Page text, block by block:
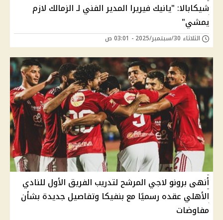
شيكابالا: "يانيك فيريرا المدير الفني لـ الزمالك لازم
يمشي"
الثلاثاء 30/سبتمبر/2025 - 03:01 ص
أنهى برونو لاجي المرشح لتدريب الفريق الأول للنادي
الأهلي عقده رسميًا مع بنفيكا وتفاصيل جديدة بشأن
مفاوضات